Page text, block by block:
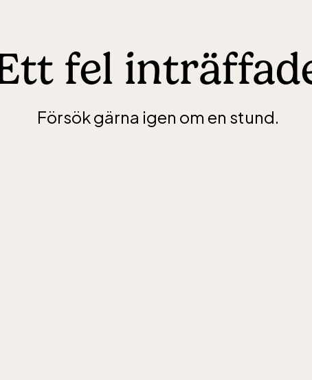
fel
Försök gärna igen om en stund.